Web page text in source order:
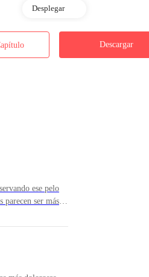
Desplegar
Descargar
ese pelo
parecen ser más
las iniciales de
mis labios